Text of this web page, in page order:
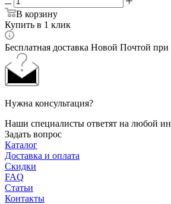
В корзину
Купить в 1 клик
Бесплатная доставка Новой Почтой при
Нужна консультация?
Наши специалисты ответят на любой
Задать вопрос
Каталог
Доставка и оплата
Скидки
FAQ
Статьи
Контакты